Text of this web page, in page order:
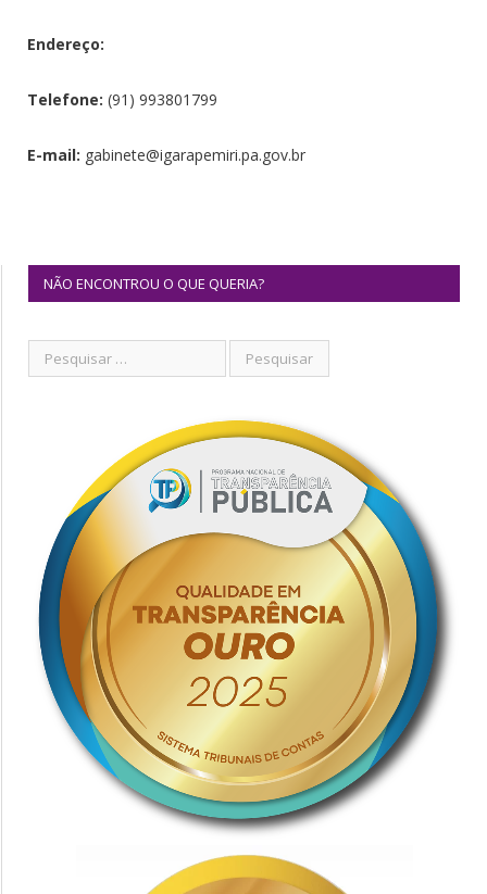
Endereço:
Telefone: (91) 993801799
E-mail: gabinete@igarapemiri.pa.gov.br
NÃO ENCONTROU O QUE QUERIA?